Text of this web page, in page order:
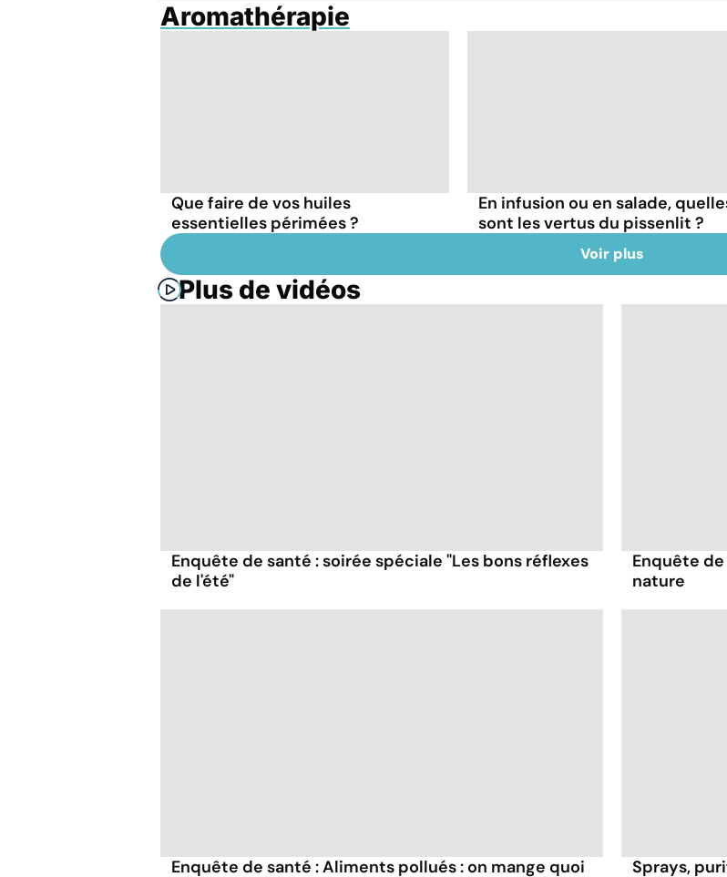
Aromathérapie
Que faire de vos huiles
essentielles périmées ?
En infusion ou en salade,
sont les vertus du pissenlit ?
Voir plus
Plus de vidéos
Enquête de santé : soirée spéciale "Les bons réflexes
de l'été"
Enquête
nature
Enquête de santé : Aliments pollués : on mange quoi
Sprays,